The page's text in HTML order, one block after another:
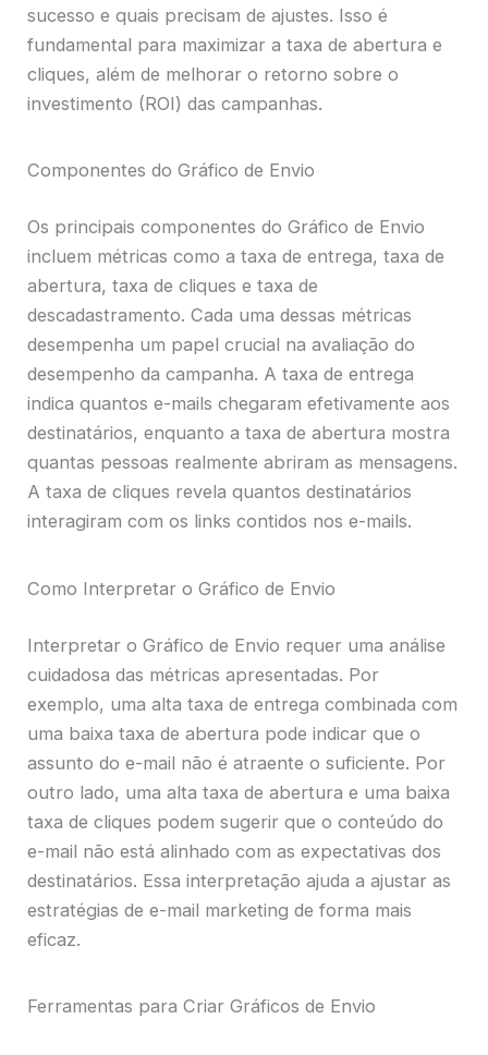
sucesso e quais precisam de ajustes. Isso é
fundamental para maximizar a taxa de abertura e
cliques, além de melhorar o retorno sobre o
investimento (ROI) das campanhas.
Componentes do Gráfico de Envio
Os principais componentes do Gráfico de Envio
incluem métricas como a taxa de entrega, taxa de
abertura, taxa de cliques e taxa de
descadastramento. Cada uma dessas métricas
desempenha um papel crucial na avaliação do
desempenho da campanha. A taxa de entrega
indica quantos e-mails chegaram efetivamente aos
destinatários, enquanto a taxa de abertura mostra
quantas pessoas realmente abriram as mensagens.
A taxa de cliques revela quantos destinatários
interagiram com os links contidos nos e-mails.
Como Interpretar o Gráfico de Envio
Interpretar o Gráfico de Envio requer uma análise
cuidadosa das métricas apresentadas. Por
exemplo, uma alta taxa de entrega combinada com
uma baixa taxa de abertura pode indicar que o
assunto do e-mail não é atraente o suficiente. Por
outro lado, uma alta taxa de abertura e uma baixa
taxa de cliques podem sugerir que o conteúdo do
e-mail não está alinhado com as expectativas dos
destinatários. Essa interpretação ajuda a ajustar as
estratégias de e-mail marketing de forma mais
eficaz.
Ferramentas para Criar Gráficos de Envio